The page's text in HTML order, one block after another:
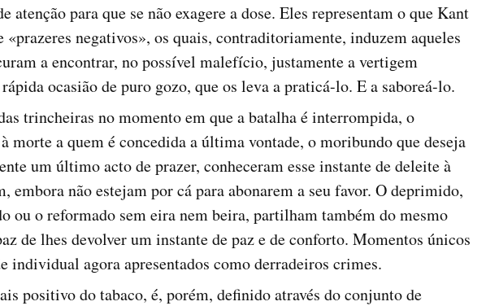
atenção para que se não exagere a dose. Eles representam o que Kant
«prazeres negativos», os quais, contraditoriamente, induzem aqueles
a encontrar, no possível malefício, justamente a vertigem
ocasião de puro gozo, que os leva a praticá-lo. E a saboreá-lo.
trincheiras no momento em que a batalha é interrompida, o
morte a quem é concedida a última vontade, o moribundo que deseja
um último acto de prazer, conheceram esse instante de deleite à
embora não estejam por cá para abonarem a seu favor. O deprimido,
ou o reformado sem eira nem beira, partilham também do mesmo
de lhes devolver um instante de paz e de conforto. Momentos únicos
individual agora apresentados como derradeiros crimes.
positivo do tabaco, é, porém, definido através do conjunto de